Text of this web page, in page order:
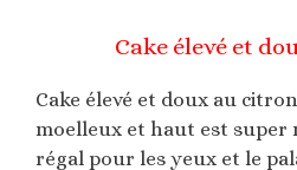
Cake élevé et
Cake élevé et doux au
moelleux et haut est super
régal pour les yeux et le